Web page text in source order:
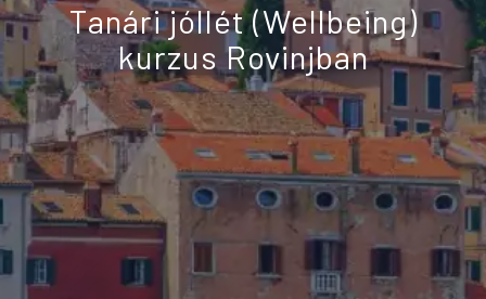
Tanári jóllét (Wellbeing)
kurzus Rovinjban